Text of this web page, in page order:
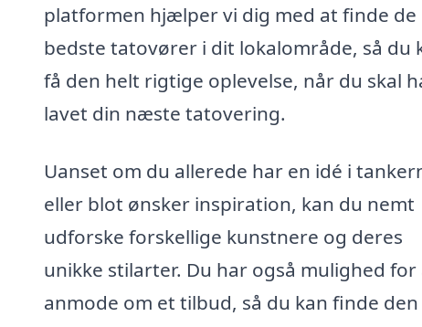
platformen hjælper vi dig med at finde de
bedste tatovører i dit lokalområde, så du
få den helt rigtige oplevelse, når du skal
lavet din næste tatovering.
Uanset om du allerede har en idé i
eller blot ønsker inspiration, kan du nemt
udforske forskellige kunstnere og deres
unikke stilarter. Du har også mulighed for
anmode om et tilbud, så du kan finde den